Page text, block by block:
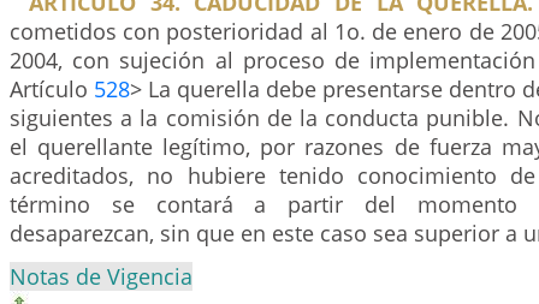
cometidos con posterioridad al 1o. de enero de
2004, con sujeción al proceso de
Artículo 528> La querella debe presentarse dentro
siguientes a la comisión de la conducta punible.
el querellante legítimo, por razones de fuerza
acreditados, no hubiere tenido conocimiento
término se contará a partir del momento
desaparezcan, sin que en este caso sea superior a
Notas de Vigencia